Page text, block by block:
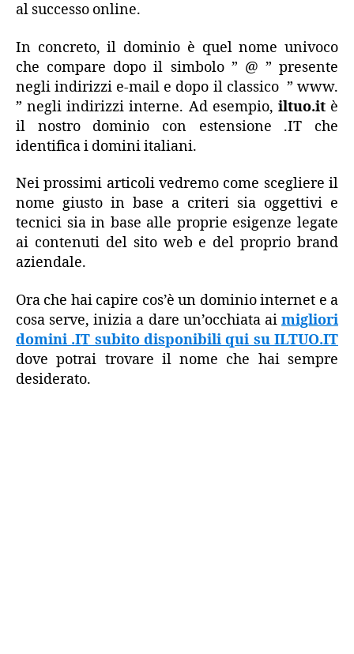
al successo online.
In concreto, il dominio è quel nome univoco
che compare dopo il simbolo ” @ ” presente
negli indirizzi e-mail e dopo il classico ” www.
” negli indirizzi interne. Ad esempio, iltuo.itè
il nostro dominio con estensione .IT che
identifica i domini italiani.
Nei prossimi articoli vedremo come scegliere il
nome giusto in base a criteri sia oggettivi e
tecnici sia in base alle proprie esigenze legate
ai contenuti del sito web e del proprio brand
aziendale.
Ora che hai capire cos’è un dominio internet e a
cosa serve, inizia a dare un’occhiata ai migliori
domini .IT subito disponibili qui su ILTUO.IT
dove potrai trovare il nome che hai sempre
desiderato.